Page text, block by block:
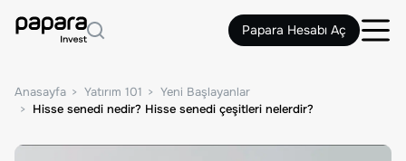
Papara Hesabı Aç
Anasayfa Yatırım 101
Yeni Başlayanlar
Hisse senedi nedir? Hisse senedi çeşitleri nelerdir?